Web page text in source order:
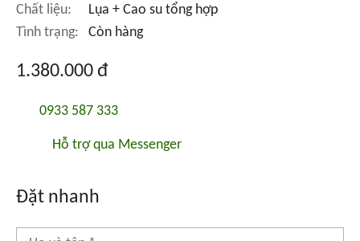
Chất liệu:
Lụa + Cao su tổng hợp
Tình trạng:
Còn hàng
1.380.000 đ
0933 587 333
Hỗ trợ qua Messenger
Đặt nhanh